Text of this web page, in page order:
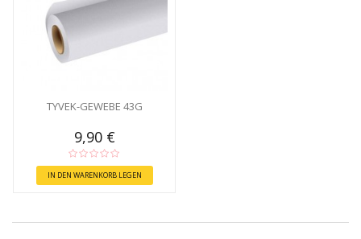
TYVEK-GEWEBE 43G
9,90 €
IN DEN WARENKORB LEGEN